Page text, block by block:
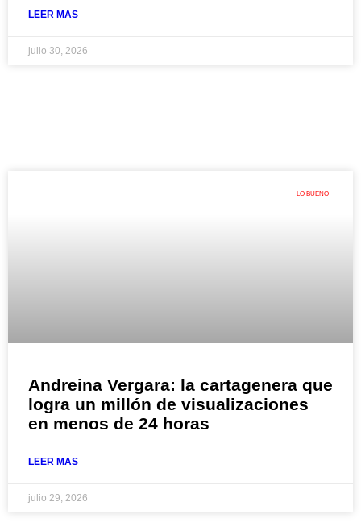
LEER MAS
julio 30, 2026
LO BUENO
Andreina Vergara: la cartagenera que
logra un millón de visualizaciones
en menos de 24 horas
LEER MAS
julio 29, 2026